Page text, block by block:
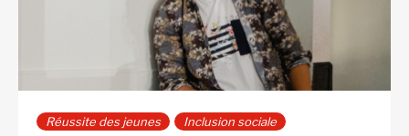
Réussite des jeunes Inclusion sociale